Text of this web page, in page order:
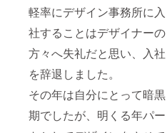
軽率にデザイン事務所に入
社することはデザイナーの
方々へ失礼だと思い、入社
を辞退しました。
その年は自分にとって暗黒
期でしたが、明くる年パー